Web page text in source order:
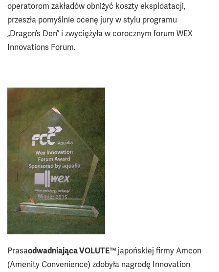
operatorom zakładów obniżyć koszty eksploatacji,
przeszła pomyślnie ocenę jury w stylu programu
„Dragon’s Den” i zwyciężyła w corocznym forum WEX
Innovations Forum.
Prasaodwadniająca VOLUTE™ japońskiej firmy Amcon
(Amenity Convenience) zdobyła nagrodę Innovation